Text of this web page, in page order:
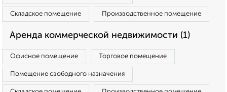
Складское помещение Производственное помещение
Аренда коммерческой недвижимости (1)
Офисное помещение Торговое помещение
Помещение свободного назначения